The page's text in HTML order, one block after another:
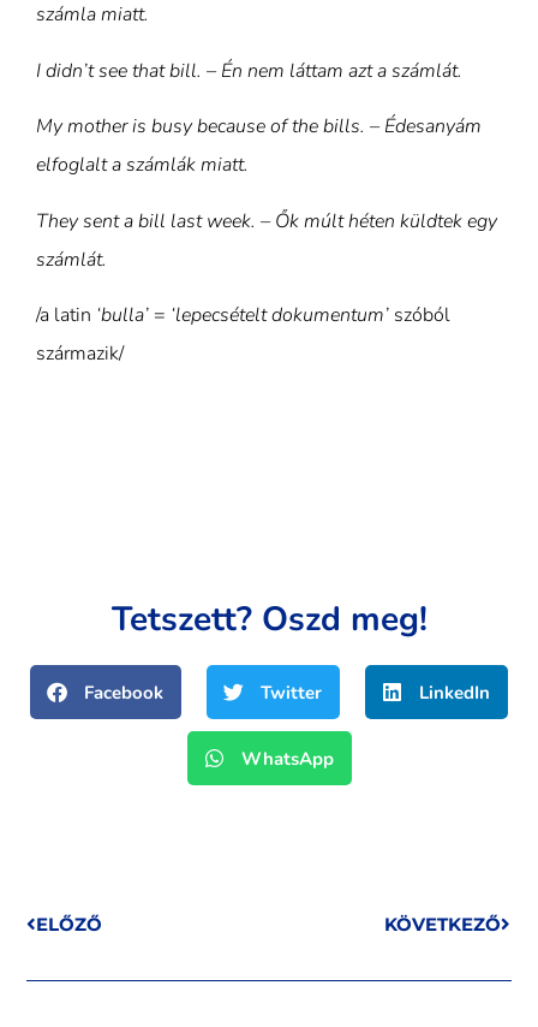
számla miatt.
I didn’t see that bill. – Én nem láttam azt a számlát.
My mother is busy because of the bills. – Édesanyám
elfoglalt a számlák miatt.
They sent a bill last week. – Ők múlt héten küldtek egy
számlát.
/a latin ‘bulla’ = ‘lepecsételt dokumentum’ szóból
származik/
Tetszett? Oszd meg!
Facebook Twitter LinkedIn
WhatsApp
ELŐZŐ KÖVETKEZŐ